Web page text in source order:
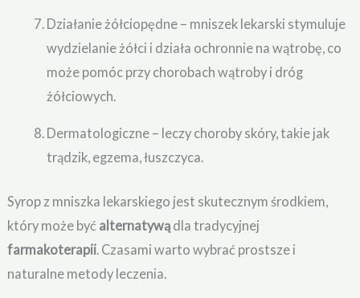
Działanie żółciopędne – mniszek lekarski stymuluje
wydzielanie żółci i działa ochronnie na wątrobę, co
może pomóc przy chorobach wątroby i dróg
żółciowych.
Dermatologiczne – leczy choroby skóry, takie jak
trądzik, egzema, łuszczyca.
Syrop z mniszka lekarskiego jest skutecznym środkiem,
który może być alternatywądla tradycyjnej
farmakoterapii. Czasami warto wybrać prostsze i
naturalne metody leczenia.